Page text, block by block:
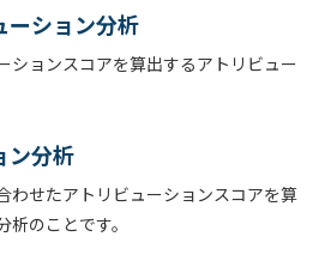
ーション分析
ションスコアを算出するアトリビュー
ン分析
わせたアトリビューションスコアを算
のことです。